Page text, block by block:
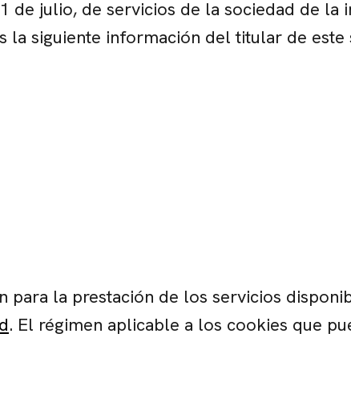
julio, de servicios de la sociedad de la
la siguiente información del titular de este
para la prestación de los servicios
. El régimen aplicable a los cookies que